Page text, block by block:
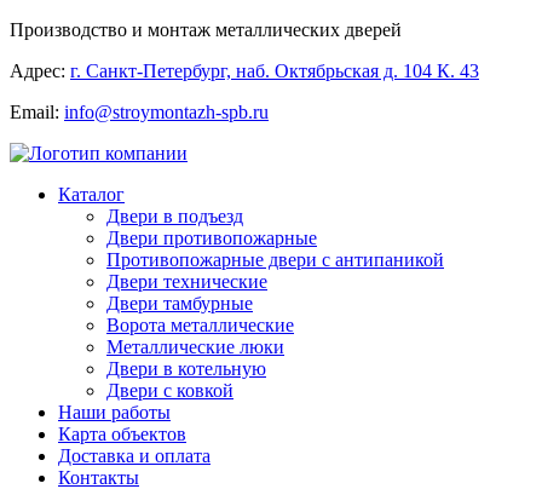
Производство и монтаж металлических дверей
Адрес: г. Санкт-Петербург, наб. Октябрьская д. 104 К. 43
Email: info@stroymontazh-spb.ru
Каталог
Двери в подъезд
Двери противопожарные
Противопожарные двери с антипаникой
Двери технические
Двери тамбурные
Ворота металлические
Металлические люки
Двери в котельную
Двери с ковкой
Наши работы
Карта объектов
Доставка и оплата
Контакты